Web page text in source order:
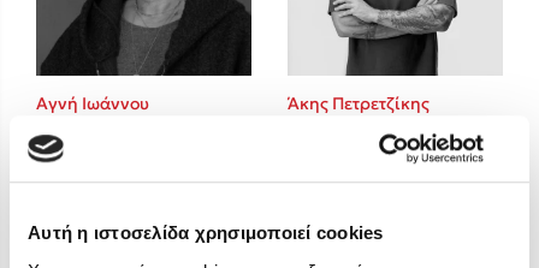
Αυτή η ιστοσελίδα χρησιμοποιεί cookies
Teo Benedetti
Τζένη Κουτσοδημητροπούλου
Ali Hazelwood
Cori Doerrfeld
Pierdomenico Baccalario
Δανάη Ιμπραχήμ
Αγνή Ιωάννου Άκης Πετρετζίκης